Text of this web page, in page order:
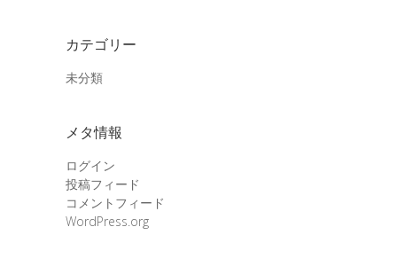
カテゴリー
未分類
メタ情報
ログイン
投稿フィード
コメントフィード
WordPress.org